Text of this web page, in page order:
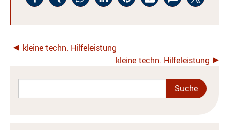
kleine techn. Hilfeleistung
kleine techn. Hilfeleistung